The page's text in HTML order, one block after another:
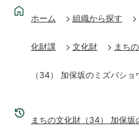
ホーム 組織から探す
化財課 文化財 まち
（34） 加保坂のミズバショ
まちの文化財（34） 加保坂